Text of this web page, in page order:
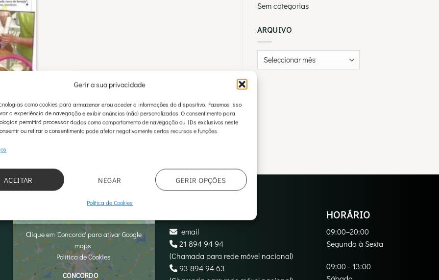
Gerir a sua privacidade
como cookies para armazenar e/ou aceder a informações do dispositivo. Fazemos isso
a experiência de navegação e exibir anúncios (não) personalizados. O consentimento para
permitirá processar dados como comportamento de navegação ou IDs exclusivos neste
ou retirar o consentimento pode afetar negativamente certos recursos e funções.
ACEITAR NEGAR GERIR OPÇÕES
Política de Cookies
Sem categorias
ARQUIVO
Arquivo
Clique em 'Concordo' para ativar Google
maps
Política de Cookies
CONCORDO
email
21 894 94 94
(Chamada para rede móvel nacional)
‪93 894 94 63‬
HORÁRIO
09:00–20:00
Segunda à Sexta
09:00 - 13:00